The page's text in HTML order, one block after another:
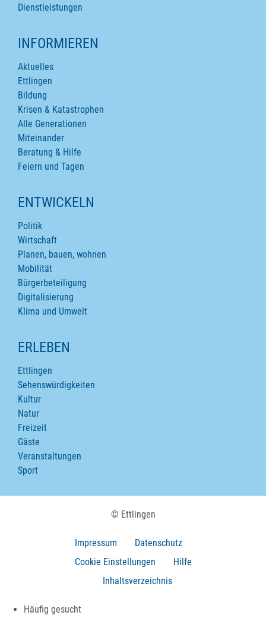
Dienstleistungen
INFORMIEREN
Aktuelles
Ettlingen
Bildung
Krisen & Katastrophen
Alle Generationen
Miteinander
Beratung & Hilfe
Feiern und Tagen
ENTWICKELN
Politik
Wirtschaft
Planen, bauen, wohnen
Mobilität
Bürgerbeteiligung
Digitalisierung
Klima und Umwelt
ERLEBEN
Ettlingen
Sehenswürdigkeiten
Kultur
Natur
Freizeit
Gäste
Veranstaltungen
Sport
© Ettlingen
Impressum
Datenschutz
Cookie Einstellungen
Hilfe
Inhaltsverzeichnis
Häufig gesucht